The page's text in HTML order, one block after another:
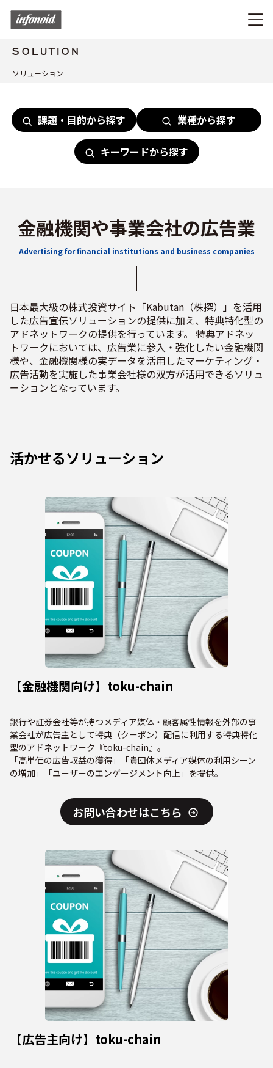
SOLUTION
ソリューション
課題・目的から探す 業種から探す
キーワードから探す
金融機関や事業会社の広告業
Advertising for financial institutions and business companies
日本最大級の株式投資サイト「Kabutan（株探）」を活用
した広告宣伝ソリューションの提供に加え、特典特化型の
アドネットワークの提供を行っています。 特典アドネッ
トワークにおいては、広告業に参入・強化したい金融機関
様や、金融機関様の実データを活用したマーケティング・
広告活動を実施した事業会社様の双方が活用できるソリュ
ーションとなっています。
活かせるソリューション
【金融機関向け】toku-chain
銀行や証券会社等が持つメディア媒体・顧客属性情報を外部の事
業会社が広告主として特典（クーポン）配信に利用する特典特化
型のアドネットワーク『toku-chain』。
「高単価の広告収益の獲得」「貴団体メディア媒体の利用シーン
の増加」「ユーザーのエンゲージメント向上」を提供。
お問い合わせはこちら
【広告主向け】toku-chain